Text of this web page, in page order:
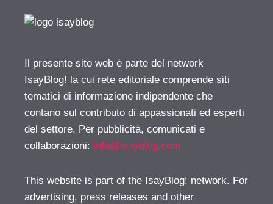
Il presente sito web è parte del network
IsayBlog! la cui rete editoriale comprende siti
tematici di informazione indipendente che
contano sul contributo di appassionati ed esperti
del settore. Per pubblicità, comunicati e
collaborazioni: info@isayblog.com
This website is part of the IsayBlog! network. For
advertising, press releases and other